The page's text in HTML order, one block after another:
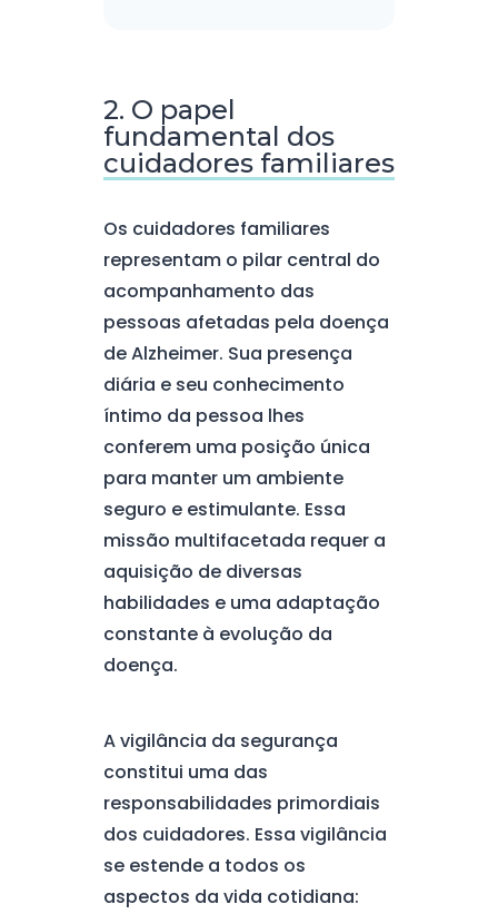
2. O papel
fundamental dos
cuidadores familiares
Os cuidadores familiares
representam o pilar central do
acompanhamento das
pessoas afetadas pela doença
de Alzheimer. Sua presença
diária e seu conhecimento
íntimo da pessoa lhes
conferem uma posição única
para manter um ambiente
seguro e estimulante. Essa
missão multifacetada requer a
aquisição de diversas
habilidades e uma adaptação
constante à evolução da
doença.
A vigilância da segurança
constitui uma das
responsabilidades primordiais
dos cuidadores. Essa vigilância
se estende a todos os
aspectos da vida cotidiana: